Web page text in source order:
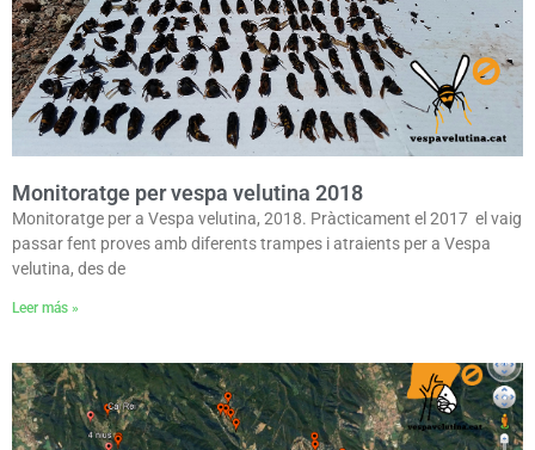
Monitoratge per vespa velutina 2018
Monitoratge per a Vespa velutina, 2018. Pràcticament el 2017 el vaig
passar fent proves amb diferents trampes i atraients per a Vespa
velutina, des de
Leer más »